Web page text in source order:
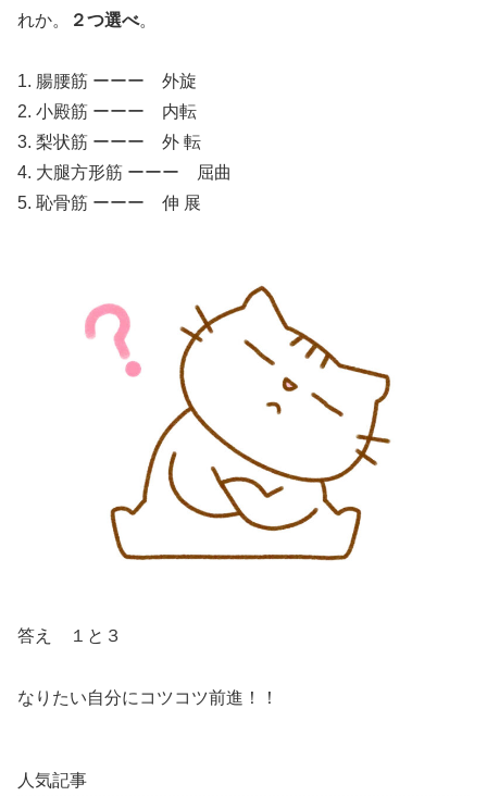
れか。
２つ選べ。
1. 腸腰筋 ーーー 外旋
2. 小殿筋 ーーー 内転
3. 梨状筋 ーーー 外 転
4. 大腿方形筋 ーーー 屈曲
5. 恥骨筋 ーーー 伸 展
答え １と３
なりたい自分にコツコツ前進！！
人気記事